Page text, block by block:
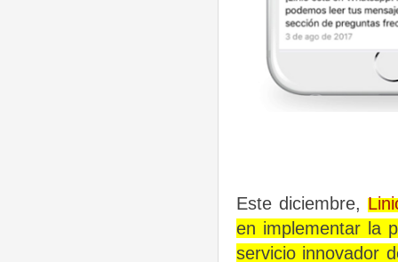
Este diciembre,
en implementar la
servicio innovador